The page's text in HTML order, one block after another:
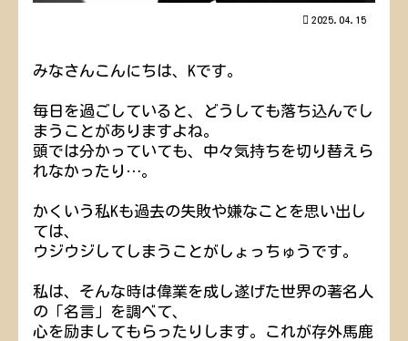
2025.04.15
みなさんこんにちは、Kです。
毎日を過ごしていると、どうしても落ち込んでし
まうことがありますよね。
頭では分かっていても、中々気持ちを切り替えら
れなかったり…。
かくいう私Kも過去の失敗や嫌なことを思い出し
ては、
ウジウジしてしまうことがしょっちゅうです。
私は、そんな時は偉業を成し遂げた世界の著名人
の「名言」を調べて、
心を励ましてもらったりします。これが存外馬鹿